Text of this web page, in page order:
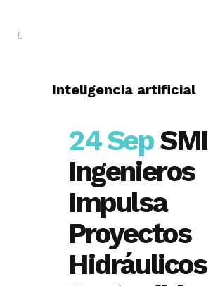
Inteligencia artificial
24 SepSMI
Ingenieros
Impulsa
Proyectos
Hidráulicos